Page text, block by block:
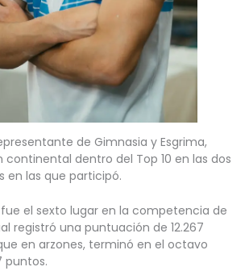
de Gimnasia y Esgrima,
dentro del Top 10 en las dos
en las que participó.
el sexto lugar en la competencia de
registró una puntuación de 12.267
en arzones, terminó en el octavo
puntos.